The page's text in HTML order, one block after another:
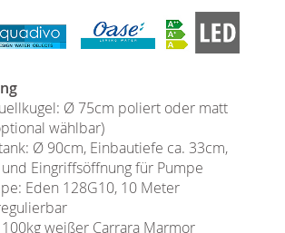
Ø 75cm poliert oder matt
wählbar)
Ø 90cm, Einbautiefe ca. 33cm,
Eingriffsöffnung für Pumpe
Eden 128G10, 10 Meter
weißer Carrara Marmor